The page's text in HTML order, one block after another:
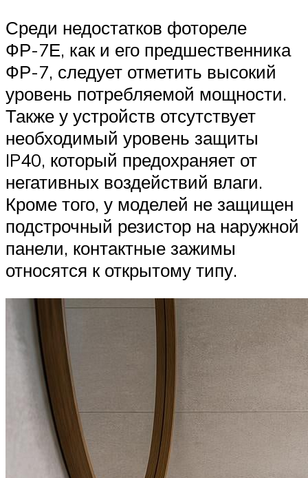
Среди недостатков фотореле
ФР-7Е, как и его предшественника
ФР-7, следует отметить высокий
уровень потребляемой мощности.
Также у устройств отсутствует
необходимый уровень защиты
IP40, который предохраняет от
негативных воздействий влаги.
Кроме того, у моделей не защищен
подстрочный резистор на наружной
панели, контактные зажимы
относятся к открытому типу.